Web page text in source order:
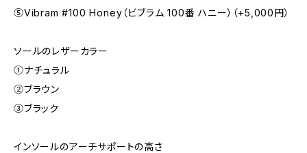
➄Vibram #100 Honey（ビブラム 100番 ハニー）（+5,000円）
ソールのレザーカラー
①ナチュラル
②ブラウン
③ブラック
インソールのアーチサポートの高さ